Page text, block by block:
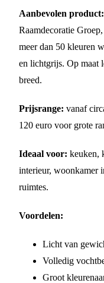
Aanbevolen product:
Raamdecoratie
meer dan 50 kleuren
en lichtgrijs. Op maat
breed.
Prijsrange: vanaf
120 euro voor grote
Ideaal voor: keuken,
interieur, woonkamer
ruimtes.
Voordelen:
Licht van
Volledig
Groot